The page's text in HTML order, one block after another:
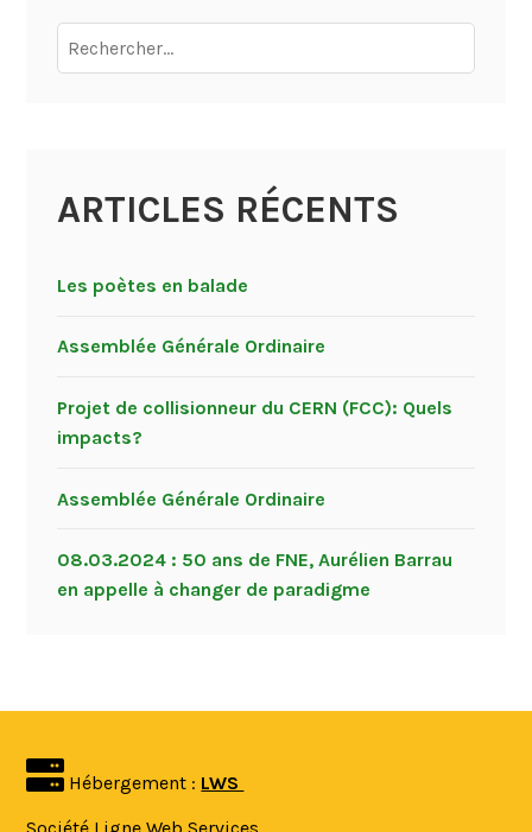
ARTICLES RÉCENTS
Les poètes en balade
Assemblée Générale Ordinaire
Projet de collisionneur du CERN (FCC): Quels
impacts?
Assemblée Générale Ordinaire
08.03.2024 : 50 ans de FNE, Aurélien Barrau
en appelle à changer de paradigme
Hébergement : LWS